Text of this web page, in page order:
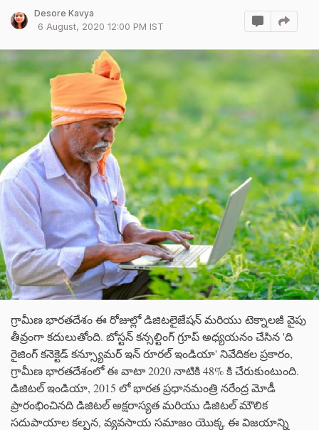
Desore Kavya
6 August, 2020 12:00 PM IST
గ్రామీణ భారతదేశం ఈ రోజుల్లో డిజిటలైజేషన్ మరియు టెక్నాలజీ వైపు
తీవ్రంగా కదులుతోంది. బోస్టన్ కన్సల్టింగ్ గ్రూప్ అధ్యయనం చేసిన 'ది
రైజింగ్ కనెక్టెడ్ కన్స్యూమర్ ఇన్ రూరల్ ఇండియా' నివేదికల ప్రకారం,
గ్రామీణ భారతదేశంలో ఈ వాటా 2020 నాటికి 48% కి చేరుకుంటుంది.
డిజిటల్ ఇండియా, 2015 లో భారత ప్రధానమంత్రి నరేంద్ర మోడీ
ప్రారంభించినది డిజిటల్ అక్షరాస్యత మరియు డిజిటల్ మౌలిక
సదుపాయాల కల్పన, వ్యవసాయ సమాజం యొక్క ఈ విజయాన్ని